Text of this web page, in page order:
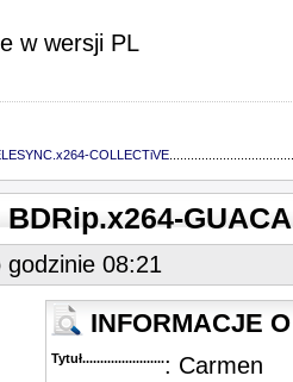
w wersji PL
COLLECTiVE
08:21
INFORMACJE
Tytuł............................................
: Carmen